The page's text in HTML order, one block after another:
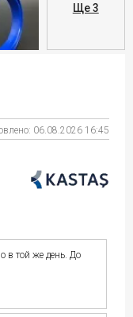
Ще 3
06.08.2026 16:45
в той же день. До